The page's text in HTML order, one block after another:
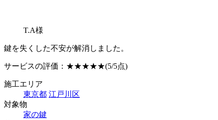
T.A様
鍵を失くした不安が解消しました。
サービスの評価： ★★★★★(5/5点)
施工エリア
東京都 江戸川区
対象物
家の鍵